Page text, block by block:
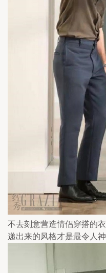
不去刻意营造情侣穿搭的
递出来的风格才是最令人神